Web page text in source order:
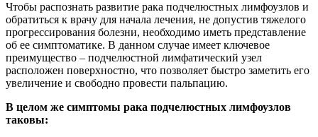
Чтобы распознать развитие рака подчелюстных лимфоузлов и
обратиться к врачу для начала лечения, не допустив тяжелого
прогрессирования болезни, необходимо иметь представление
об ее симптоматике. В данном случае имеет ключевое
преимущество – подчелюстной лимфатический узел
расположен поверхностно, что позволяет быстро заметить его
увеличение и свободно провести пальпацию.
В целом же симптомы рака подчелюстных лимфоузлов
таковы: